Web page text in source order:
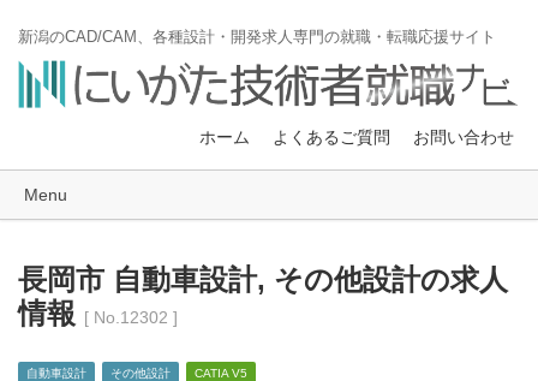
新潟のCAD/CAM、各種設計・開発求人専門の就職・転職応援サイト
ホーム よくあるご質問 お問い合わせ
Menu
長岡市 自動車設計, その他設計の求人
情報
[ No.12302 ]
自動車設計 その他設計 CATIA V5